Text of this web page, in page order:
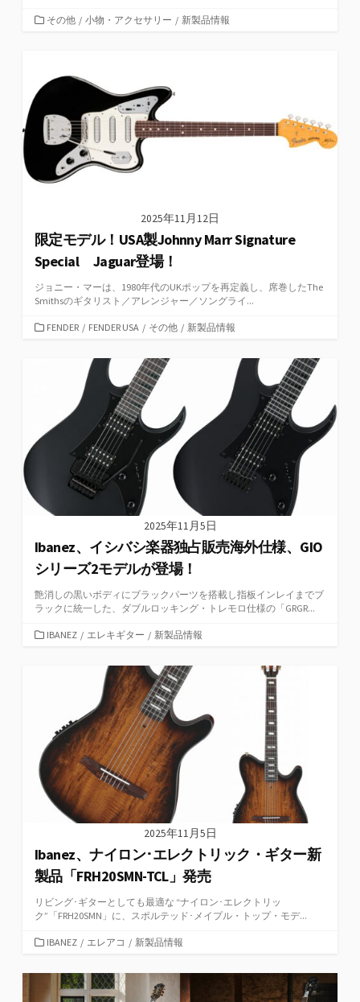
カ
ー
その他 / 小物・アクセサリー / 新製品情報
2025年11月12日
限定モデル！USA製Johnny Marr Signature
Special Jaguar登場！
ジョニー・マーは、1980年代のUKポップを再定義し、席巻したThe
Smithsのギタリスト／アレンジャー／ソングライ...
カFENDER / FENDER USA / その他 / 新製品情報
2025年11月5日
Ibanez、イシバシ楽器独占販売海外仕様、GIO
シリーズ2モデルが登場！
艶消しの黒いボディにブラックパーツを搭載し指板インレイまでブ
ラックに統一した、ダブルロッキング・トレモロ仕様の「GRGR...
カIBANEZ / エレキギター / 新製品情報
2025年11月5日
Ibanez、ナイロン･エレクトリック・ギター新
製品「FRH20SMN-TCL」発売
リビング･ギターとしても最適な “ナイロン･エレクトリッ
ク”「FRH20SMN」に、スポルテッド･メイプル・トップ・モデ...
カ
ゴ
IBANEZ / エレアコ / 新製品情報